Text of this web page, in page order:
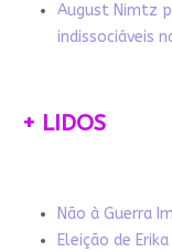
August Nimtz
indissociáveis
+ LIDOS
Não à Guerra
Eleição de